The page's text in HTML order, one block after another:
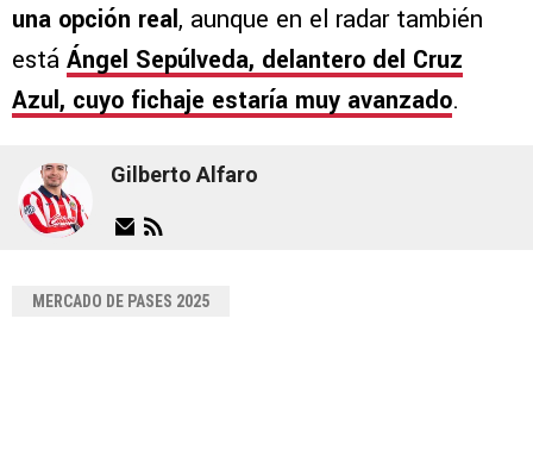
una opción real, aunque en el radar también
está Ángel Sepúlveda, delantero del Cruz
Azul, cuyo fichaje estaría muy avanzado.
Gilberto Alfaro
MERCADO DE PASES 2025